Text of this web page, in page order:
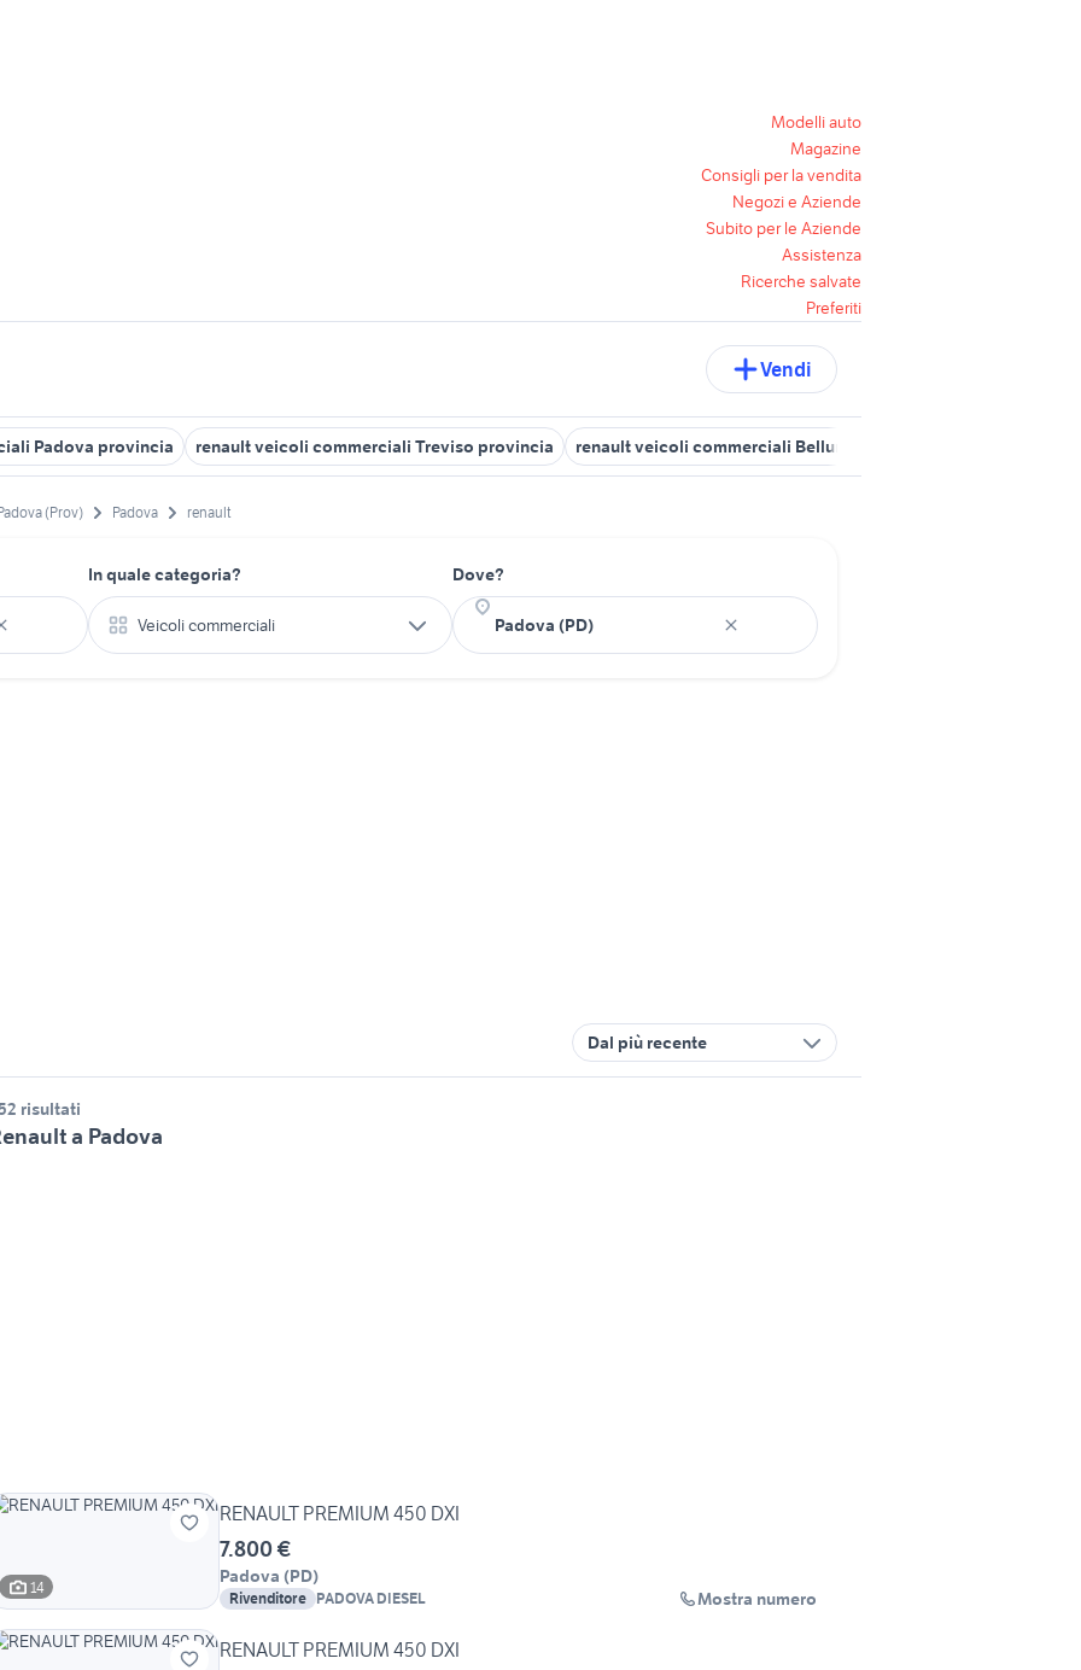
Modelli auto
Magazine
Consigli per la vendita
Negozi e Aziende
Subito per le Aziende
Assistenza
Ricerche salvate
Preferiti
Vendi
Padova provincia renault veicoli commerciali Treviso provincia renault veicoli commerciali Belluno provincia
(Prov) Padova renault
In quale categoria?
Veicoli commerciali
Dove?
Dal più recente
risultati
a Padova
14
RENAULT PREMIUM 450 DXI
7.800 €
Padova (PD)
Rivenditore PADOVA DIESEL Mostra numero
RENAULT PREMIUM 450 DXI